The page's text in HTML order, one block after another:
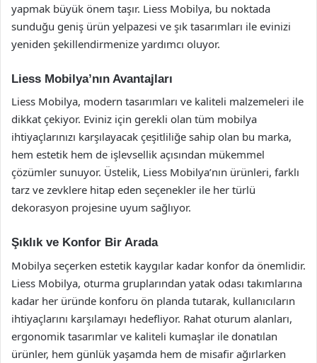
yapmak büyük önem taşır. Liess Mobilya, bu noktada
sunduğu geniş ürün yelpazesi ve şık tasarımları ile evinizi
yeniden şekillendirmenize yardımcı oluyor.
Liess Mobilya’nın Avantajları
Liess Mobilya, modern tasarımları ve kaliteli malzemeleri ile
dikkat çekiyor. Eviniz için gerekli olan tüm mobilya
ihtiyaçlarınızı karşılayacak çeşitliliğe sahip olan bu marka,
hem estetik hem de işlevsellik açısından mükemmel
çözümler sunuyor. Üstelik, Liess Mobilya’nın ürünleri, farklı
tarz ve zevklere hitap eden seçenekler ile her türlü
dekorasyon projesine uyum sağlıyor.
Şıklık ve Konfor Bir Arada
Mobilya seçerken estetik kaygılar kadar konfor da önemlidir.
Liess Mobilya, oturma gruplarından yatak odası takımlarına
kadar her üründe konforu ön planda tutarak, kullanıcıların
ihtiyaçlarını karşılamayı hedefliyor. Rahat oturum alanları,
ergonomik tasarımlar ve kaliteli kumaşlar ile donatılan
ürünler, hem günlük yaşamda hem de misafir ağırlarken